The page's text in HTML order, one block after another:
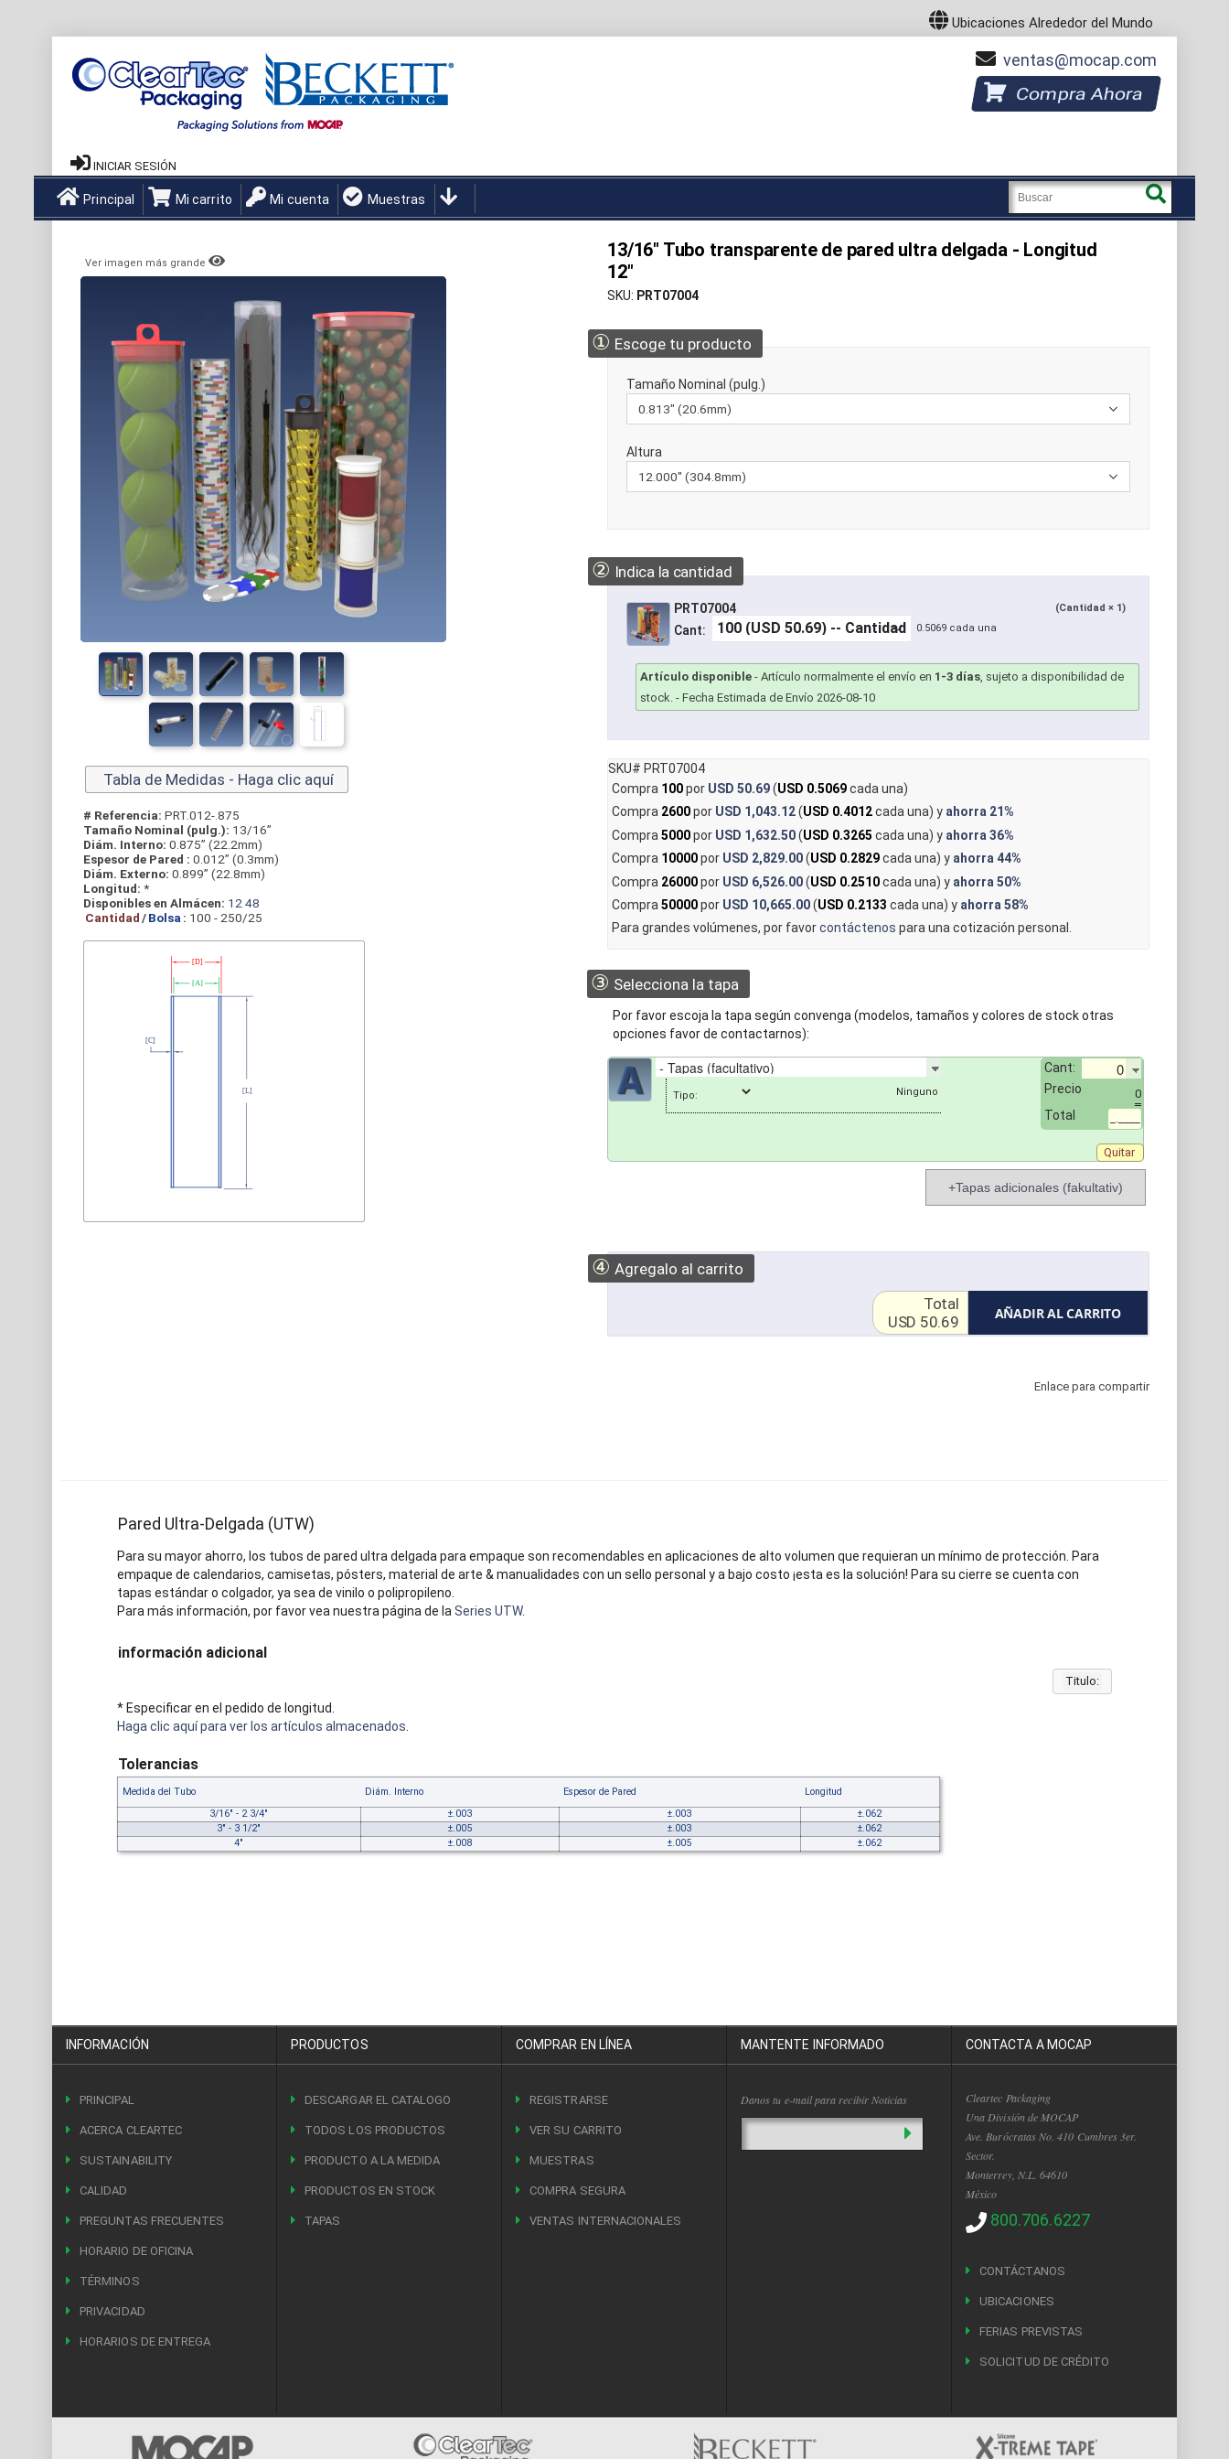
Ubicaciones Alrededor del Mundo
ventas
mocap.com
Compra Ahora
INICIAR SESIÓN
Principal Mi carrito Mi cuenta Muestras
13/16" Tubo transparente de pared ultra delgada - Longitud
12"
SKU PRT07004
① Escoge tu producto
Tamaño Nominal (pulg.)
Altura
② Indica la cantidad
PRT07004 (Cantidad × 1)
Cant: 0.5069 cada una
Artículo disponible -Artículo normalmente el envío en 1-3 días, sujeto a disponibilidad de
stock. - Fecha Estimada de Envío 2026-08-10
SKU# PRT07004
Compra 100por USD 50.69(USD 0.5069cada una)
Compra 2600por USD 1,043.12(USD 0.4012cada una) y ahorra 21%
Compra 5000por USD 1,632.50(USD 0.3265 cada una) y ahorra 36%
Compra 10000por USD 2,829.00(USD 0.2829cada una) y ahorra 44%
Compra 26000por USD 6,526.00(USD 0.2510cada una) y ahorra 50%
Compra 50000por USD 10,665.00(USD 0.2133 cada una) y ahorra 58%
Para grandes volúmenes, por favorcontáctenos para una cotización personal.
③ Selecciona la tapa
Por favor escoja la tapa según convenga (modelos, tamaños y colores de stock otras
opciones favor de contactarnos):
Cant:
Precio
0
Total
Tipo:
Quitar
+Tapas adicionales (fakultativ)
④ Agregalo al carrito
AÑADIR AL CARRITO
Total
USD 50.69
Enlace para compartir
Ver imagen más grande
Tabla de Medidas - Haga clic aquí
# Referencia: PRT.012-.875
Tamaño Nominal (pulg.): 13/16”
Diám. Interno: 0.875” (22.2mm)
Espesor de Pared : 0.012” (0.3mm)
Diám. Externo: 0.899” (22.8mm)
Longitud: *
Disponibles en Almácen: 12 48
Cantidad/Bolsa : 100 - 250/25
Pared Ultra-Delgada (UTW)
Para su mayor ahorro, los tubos de pared ultra delgada para empaque son recomendables en aplicaciones de alto volumen que requieran un mínimo de protección. Para
empaque de calendarios, camisetas, pósters, material de arte & manualidades con un sello personal y a bajo costo ¡esta es la solución! Para su cierre se cuenta con
tapas estándar o colgador, ya sea de vinilo o polipropileno.
Para más información, por favor vea nuestra página de la Series UTW.
información adicional
Titulo:
* Especificar en el pedido de longitud.
Haga clic aquí para ver los artículos almacenados
Tolerancias
Medida del Tubo Diám. Interno Espesor de Pared
Longitud
3/16" - 2 3/4"
±.003 ±.003
±.062
3" - 3 1/2"
±.005 ±.003
±.062
4"
±.008 ±.005 ±.062
INFORMACIÓN
PRINCIPAL
ACERCA CLEARTEC
SUSTAINABILITY
CALIDAD
PREGUNTAS FRECUENTES
HORARIO DE OFICINA
TÉRMINOS
PRIVACIDAD
HORARIOS DE ENTREGA
PRODUCTOS
DESCARGAR EL CATALOGO
TODOS LOS PRODUCTOS
PRODUCTO A LA MEDIDA
PRODUCTOS EN STOCK
TAPAS
COMPRAR EN LÍNEA
REGISTRARSE
VER SU CARRITO
MUESTRAS
COMPRA SEGURA
VENTAS INTERNACIONALES
MANTENTE INFORMADO
Danos tu e-mail para recibir Noticias
CONTACTA A MOCAP
Cleartec Packaging
Una División de MOCAP
Ave. Burócratas No. 410 Cumbres 3er.
Sector.
Monterrey, N.L. 64610
México
800.706.6227
CONTÁCTANOS
UBICACIONES
FERIAS PREVISTAS
SOLICITUD DE CRÉDITO